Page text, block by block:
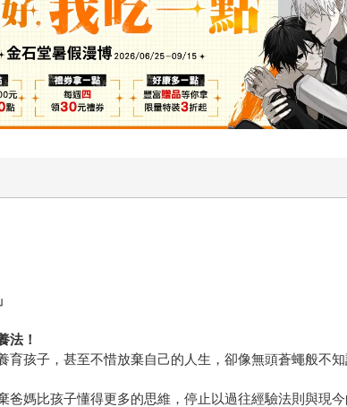
法！
孩子，甚至不惜放棄自己的人生，卻像無頭蒼蠅般不
媽比孩子懂得更多的思維，停止以過往經驗法則與現